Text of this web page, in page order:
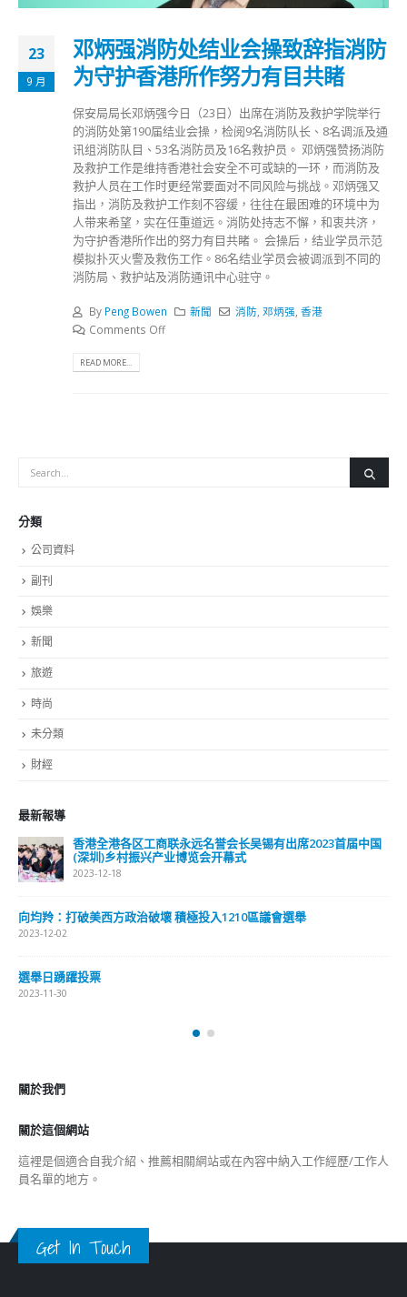
23
9 月
邓炳强消防处结业会操致辞指消防
为守护香港所作努力有目共睹
保安局局长邓炳强今日（23日）出席在消防及救护学院举行
的消防处第190届结业会操，检阅9名消防队长、8名调派及通
讯组消防队目、53名消防员及16名救护员。 邓炳强赞扬消防
及救护工作是维持香港社会安全不可或缺的一环，而消防及
救护人员在工作时更经常要面对不同风险与挑战。邓炳强又
指出，消防及救护工作刻不容缓，往往在最困难的环境中为
人带来希望，实在任重道远。消防处持志不懈，和衷共济，
为守护香港所作出的努力有目共睹。 会操后，结业学员示范
模拟扑灭火警及救伤工作。86名结业学员会被调派到不同的
消防局、救护站及消防通讯中心驻守。
By Peng Bowen 新聞 消防 ,邓炳强 ,香港
Comments Off
READ MORE...
分類
公司資料
副刊
娛樂
新聞
旅遊
時尚
未分類
財經
最新報導
香港全港各区工商联永远名誉会长吴锡有出席2023首届中国
(深圳)乡村振兴产业博览会开幕式
2023-12-18
向均羚：打破美西方政治破壞 積極投入1210區議會選舉
2023-12-02
選舉日踴躍投票
2023-11-30
關於我們
關於這個網站
這裡是個適合自我介紹、推薦相關網站或在內容中納入工作經歷/工作人
員名單的地方。
Get In Touch